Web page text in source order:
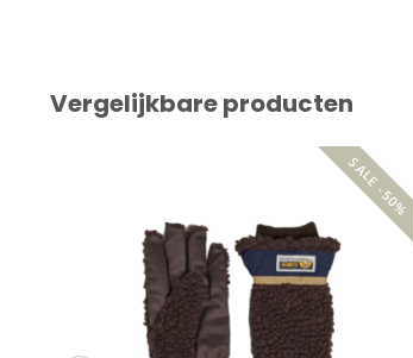
Vergelijkbare producten
SALE -50%